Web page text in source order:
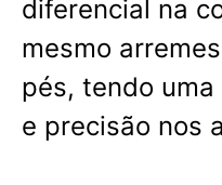
diferencial na
mesmo
pés, tendo
e precisão nos